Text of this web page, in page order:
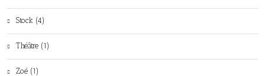
Stock (4)
Théâtre (1)
Zoé (1)